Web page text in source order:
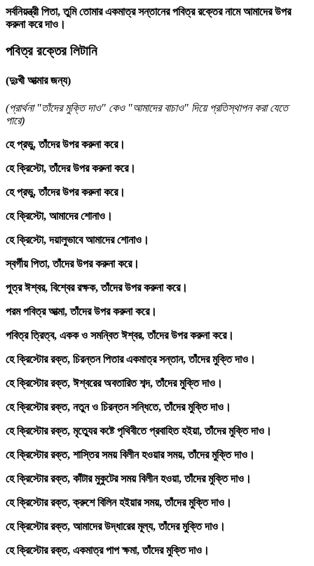
সর্বনিয়ন্ত্রী পিতা, তুমি তোমার একমাত্র সন্তানের পবিত্র রক্তের নামে আমাদের উপর
করুনা করে দাও।
পবিত্র রক্তের লিটানি
(দুঃখী আত্মার জন্য)
(প্রার্থনা "তাঁদের মুক্তি দাও" কেও "আমাদের বাচাও" দিয়ে প্রতিস্থাপন করা যেতে
পারে)
হে প্রভু, তাঁদের উপর করুনা করে।
হে ক্রিস্টো, তাঁদের উপর করুনা করে।
হে প্রভু, তাঁদের উপর করুনা করে।
হে ক্রিস্টো, আমাদের শোনাও।
হে ক্রিস্টো, দয়ালুভাবে আমাদের শোনাও।
স্বর্গীয় পিতা, তাঁদের উপর করুনা করে।
পুত্র ঈশ্বর, বিশ্বের রক্ষক, তাঁদের উপর করুনা করে।
পরম পবিত্র আত্মা, তাঁদের উপর করুনা করে।
পবিত্র ত্রিত্ব, একক ও সমন্বিত ঈশ্বর, তাঁদের উপর করুনা করে।
হে ক্রিস্টোর রক্ত, চিরন্তন পিতার একমাত্র সন্তান, তাঁদের মুক্তি দাও।
হে ক্রিস্টোর রক্ত, ঈশ্বরের অবতারিত শব্দ, তাঁদের মুক্তি দাও।
হে ক্রিস্টোর রক্ত, নতুন ও চিরন্তন সন্ধিতে, তাঁদের মুক্তি দাও।
হে ক্রিস্টোর রক্ত, মৃত্যুের কষ্টে পৃথিবীতে প্রবাহিত হইয়া, তাঁদের মুক্তি দাও।
হে ক্রিস্টোর রক্ত, শাস্তির সময় বিলীন হওয়ার সময়, তাঁদের মুক্তি দাও।
হে ক্রিস্টোর রক্ত, কাঁটার মুকুটের সময় বিলীন হওয়া, তাঁদের মুক্তি দাও।
হে ক্রিস্টোর রক্ত, ক্রুশে বিলিন হইয়ার সময়, তাঁদের মুক্তি দাও।
হে ক্রিস্টোর রক্ত, আমাদের উদ্ধারের মূল্য, তাঁদের মুক্তি দাও।
হে ক্রিস্টোর রক্ত, একমাত্র পাপ ক্ষমা, তাঁদের মুক্তি দাও।